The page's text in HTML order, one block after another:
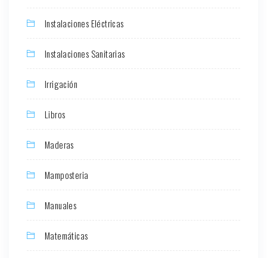
Instalaciones Eléctricas
Instalaciones Sanitarias
Irrigación
Libros
Maderas
Mamposteria
Manuales
Matemáticas